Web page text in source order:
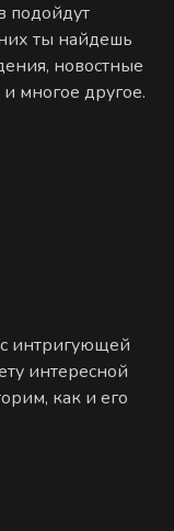
подойдут
ты найдешь
новостные
многое другое.
интригующей
интересной
как и его